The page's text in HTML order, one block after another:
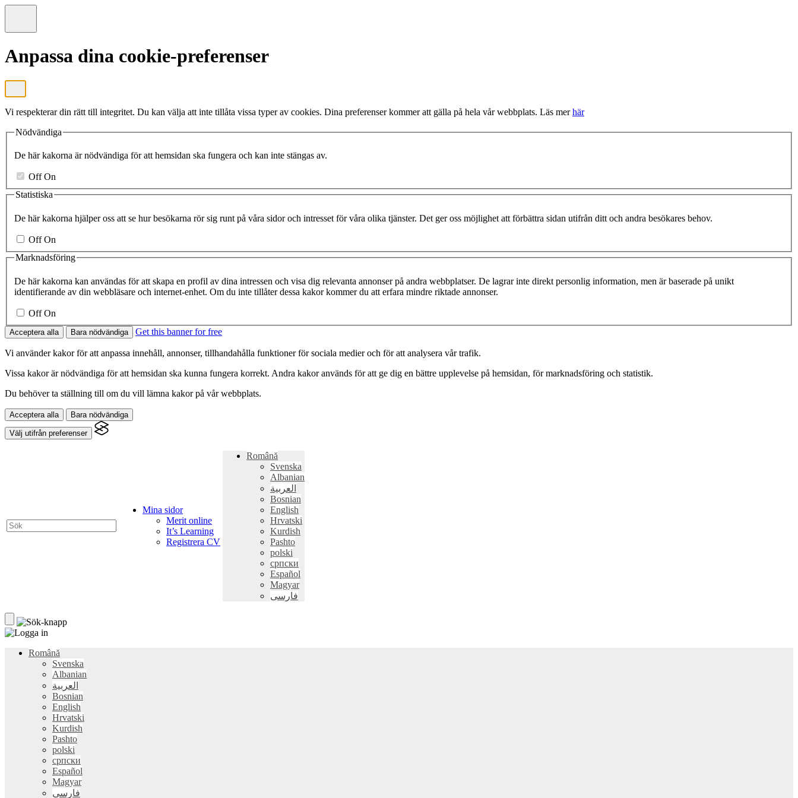
Anpassa dina cookie-preferenser
Vi respekterar din rätt till integritet. Du kan välja att inte tillåta vissa typer av cookies. Dina preferenser kommer att gälla på hela vår webbplats. Läs merhär
Nödvändiga
De här kakorna är nödvändiga för att hemsidan ska fungera och kan inte stängas av.
Off On
Statistiska
De här kakorna hjälper oss att se hur besökarna rör sig runt på våra sidor och intresset för våra olika tjänster. Det ger oss möjlighet att förbättra sidan utifrån ditt och andra besökares behov.
Off On
Marknadsföring
De här kakorna kan användas för att skapa en profil av dina intressen och visa dig relevanta annonser på andra webbplatser. De lagrar inte direkt personlig information, men är baserade på unikt
identifierande av din webbläsare och internet-enhet. Om du inte tillåter dessa kakor kommer du att erfara mindre riktade annonser.
Off On
Acceptera alla Bara nödvändiga Get this banner for free
Vi använder kakor för att anpassa innehåll, annonser, tillhandahålla funktioner för sociala medier och för att analysera vår trafik.
Vissa kakor är nödvändiga för att hemsidan ska kunna fungera korrekt. Andra kakor används för att ge dig en bättre upplevelse på hemsidan, för marknadsföring och statistik.
Du behöver ta ställning till om du vill lämna kakor på vår webbplats.
Acceptera alla Bara nödvändiga
Välj utifrån preferenser
Mina sidor
Merit online
It’s Learning
Registrera CV
Română
Svenska
Albanian
العربية
Bosnian
English
Hrvatski
Kurdish
Pashto
polski
српски
Español
Magyar
فارسی
Română
Svenska
Albanian
العربية
Bosnian
English
Hrvatski
Kurdish
Pashto
polski
српски
Español
Magyar
فارسی